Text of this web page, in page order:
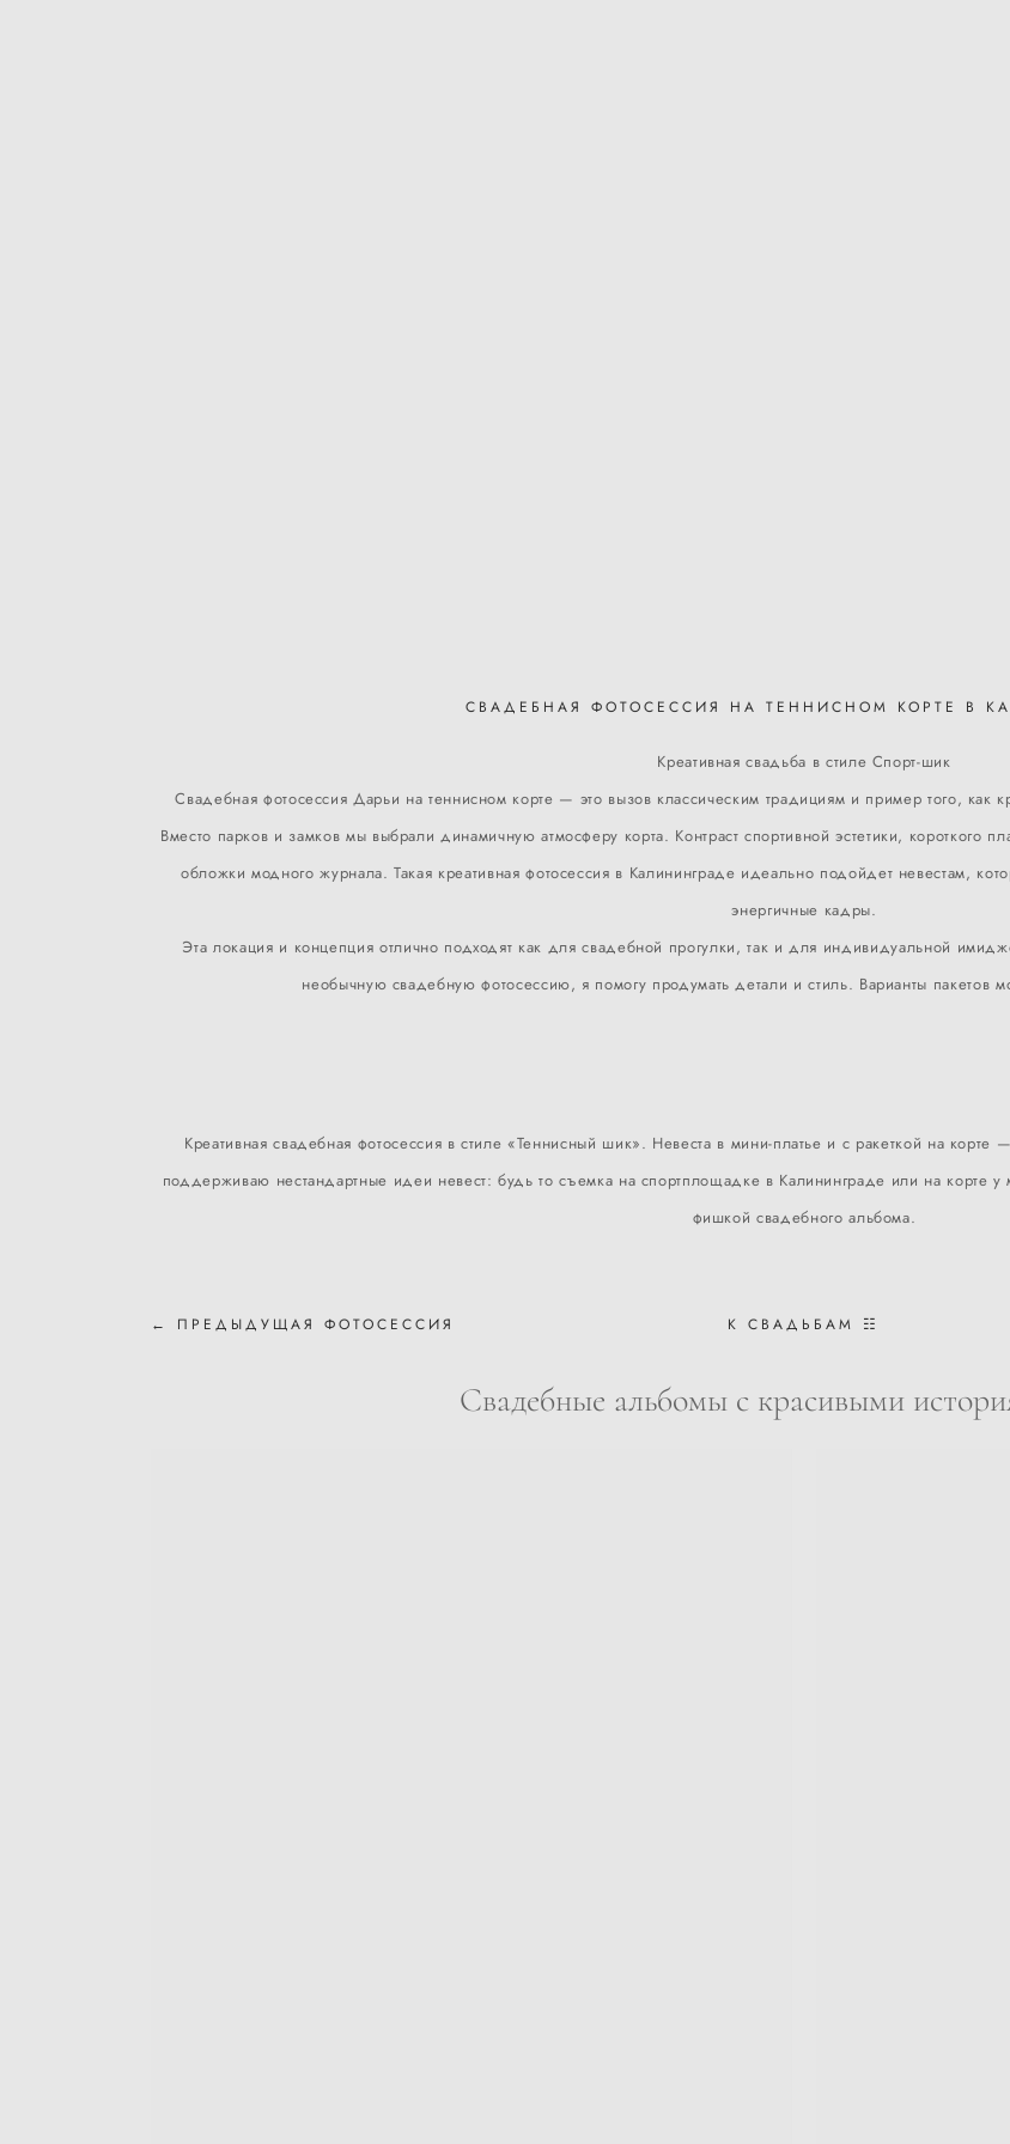
СВАДЕБНАЯ ФОТОСЕССИЯ НА ТЕННИСНОМ КОРТЕ В
Креативная свадьба в стиле Спорт-шик
Свадебная фотосессия Дарьи на теннисном корте — это вызов классическим традициям и пример того, как
Вместо парков и замков мы выбрали динамичную атмосферу корта. Контраст спортивной эстетики, короткого
обложки модного журнала. Такая креативная фотосессия в Калининграде идеально подойдет невестам,
энергичные кадры.
Эта локация и концепция отлично подходят как для свадебной прогулки, так и для индивидуальной
необычную свадебную фотосессию, я помогу продумать детали и стиль. Варианты пакетов
Креативная свадебная фотосессия в стиле «Теннисный шик». Невеста в мини-платье и с ракеткой на
поддерживаю нестандартные идеи невест: будь то съемка на спортплощадке в Калининграде или на корте у
фишкой свадебного альбома.
← ПРЕДЫДУЩАЯ ФОТОСЕССИЯ К СВАДЬБАМ ☷
Свадебные альбомы с красивыми